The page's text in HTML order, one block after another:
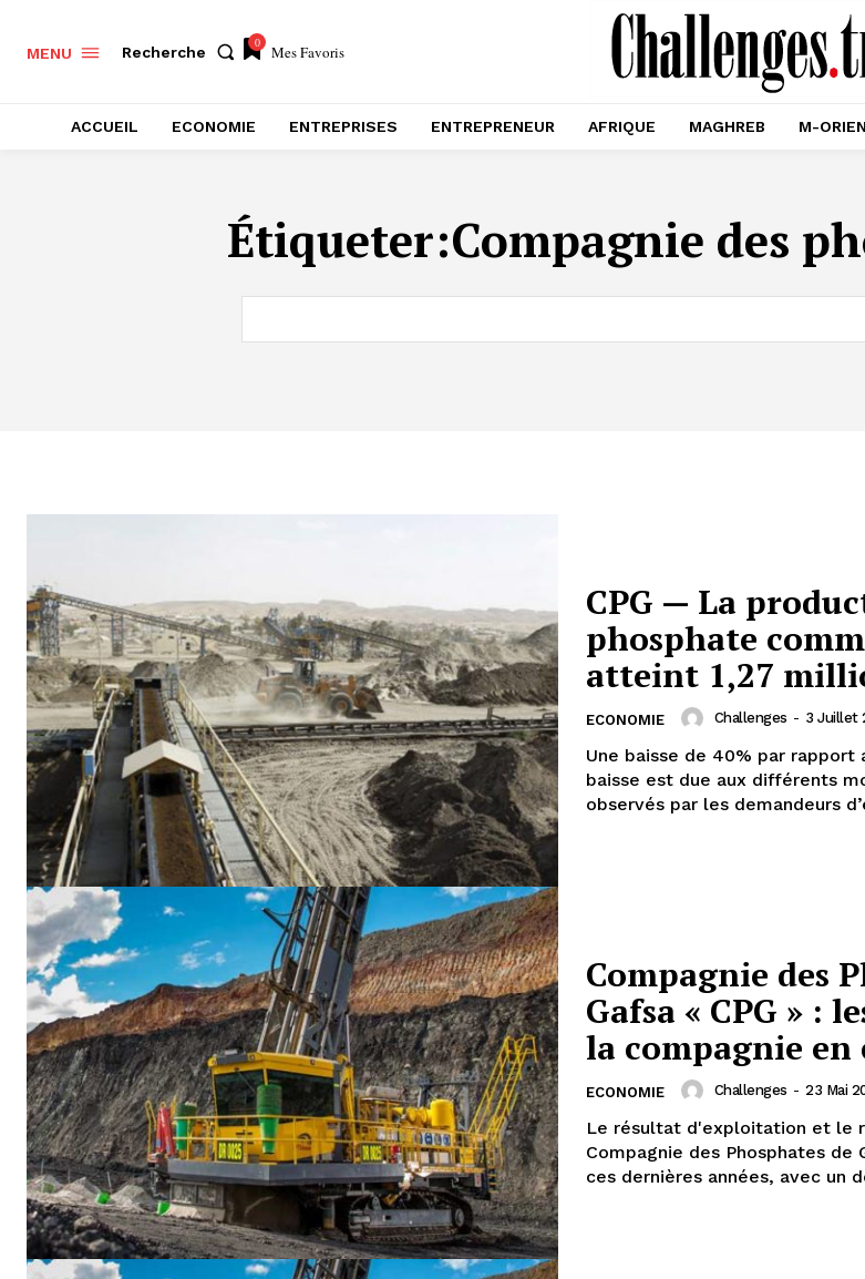
MENU Recherche
0 Mes Favoris
ACCUEIL ECONOMIE ENTREPRISES ENTREPRENEUR AFRIQUE MAGHREB M-
Étiqueter:Compagnie des
CPG — La
phosphate
atteint 1,27
ECONOMIE Challenges - 3 Juillet
Une baisse de 40% par rapport
baisse est due aux différents
observés par les demandeurs
Compagnie des
Gafsa « CPG » :
la compagnie
ECONOMIE Challenges - 23 Mai
Le résultat d'exploitation et le
Compagnie des Phosphates de
ces dernières années, avec un